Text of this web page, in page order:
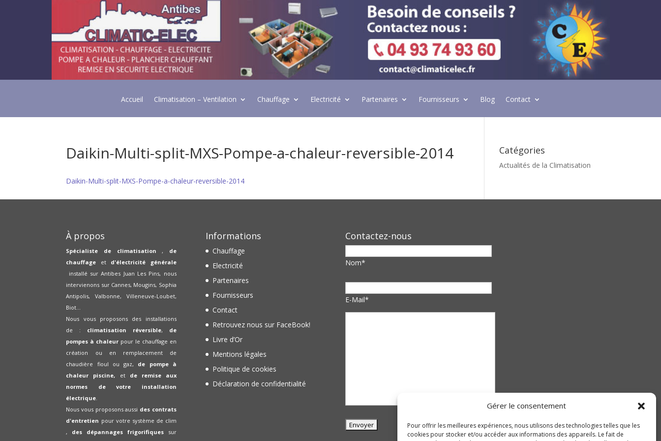
Gérer le consentement
Pour offrir les meilleures expériences, nous utilisons des technologies telles que les
cookies pour stocker et/ou accéder aux informations des appareils. Le fait de
Accueil Climatisation – Ventilation Chauffage Electricité Partenaires Fournisseurs Blog Contact
Daikin-Multi-split-MXS-Pompe-a-chaleur-reversible-2014
Daikin-Multi-split-MXS-Pompe-a-chaleur-reversible-2014
Catégories
Actualités de la Climatisation
À propos
Spécialiste de climatisation , de
chauffage et d'électricité générale
installé sur Antibes Juan Les Pins, nous
intervienons sur Cannes, Mougins, Sophia
Antipolis, Valbonne, Villeneuve-Loubet,
Biot...
Nous vous proposons des installations
de : climatisation réversible, de
pompes à chaleur pour le chauffage en
création ou en remplacement de
chaudière fioul ou gaz, de pompe à
chaleur piscine, etde remise aux
normes de votre installation
électrique
Nous vous proposons aussi des contrats
d'entretien pour votre système de clim
, des dépannages frigorifiquessur
Informations
Chauffage
Electricité
Partenaires
Fournisseurs
Contact
Retrouvez nous sur FaceBook!
Livre d’Or
Mentions légales
Politique de cookies
Déclaration de confidentialité
Contactez-nous
Nom*
E-Mail*